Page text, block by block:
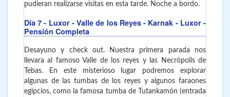
pudieran realizarse visitas en esta tarde. Noche a bordo.
Día 7 - Luxor - Valle de los Reyes - Karnak - Luxor-
Pensión Completa
Desayuno y check out. Nuestra primera parada nos
llevara al famoso Valle de los reyes y las Necrópolis de
Tebas. En este misterioso lugar podremos explorar
algunas de las tumbas de los reyes y algunos faraones
egipcios, como la famosa tumba de Tutankamón (entrada